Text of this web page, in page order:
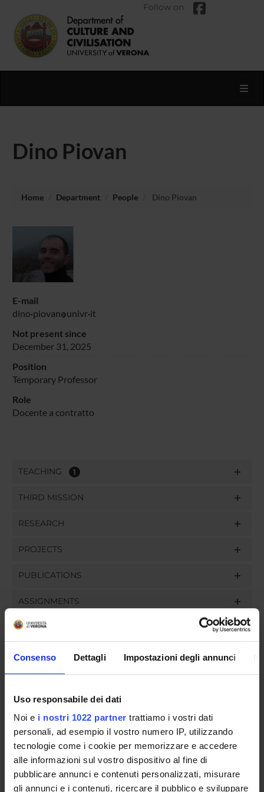
Consenso Dettagli Impostazioni degli annunci
Uso responsabile dei dati
Noi e i nostri 1022 partner trattiamo i vostri dati
personali, ad esempio il vostro numero IP, utilizzando
tecnologie come i cookie per memorizzare e accedere
alle informazioni sul vostro dispositivo al fine di
pubblicare annunci e contenuti personalizzati, misurare
gli annunci e i contenuti, ricercare il pubblico e sviluppare
Follow on
Dino Piovan
Home Department People Dino Piovan
E-mail
dino piovan univr it
Not present since
December 31, 2025
Position
Temporary Professor
Role
Docente a contratto
TEACHING 1
THIRD MISSION
RESEARCH
PROJECTS
PUBLICATIONS
ASSIGNMENTS
COMMITTEES
DEPARTMENT ADMINISTRATION OFFICES
STUDENT ADMINISTRATION OFFICES